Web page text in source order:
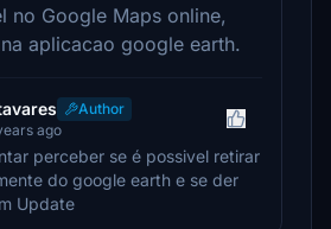
no Google Maps online,
aplicacao google earth.
Author
ago
perceber se é possivel retirar
do google earth e se der
Update